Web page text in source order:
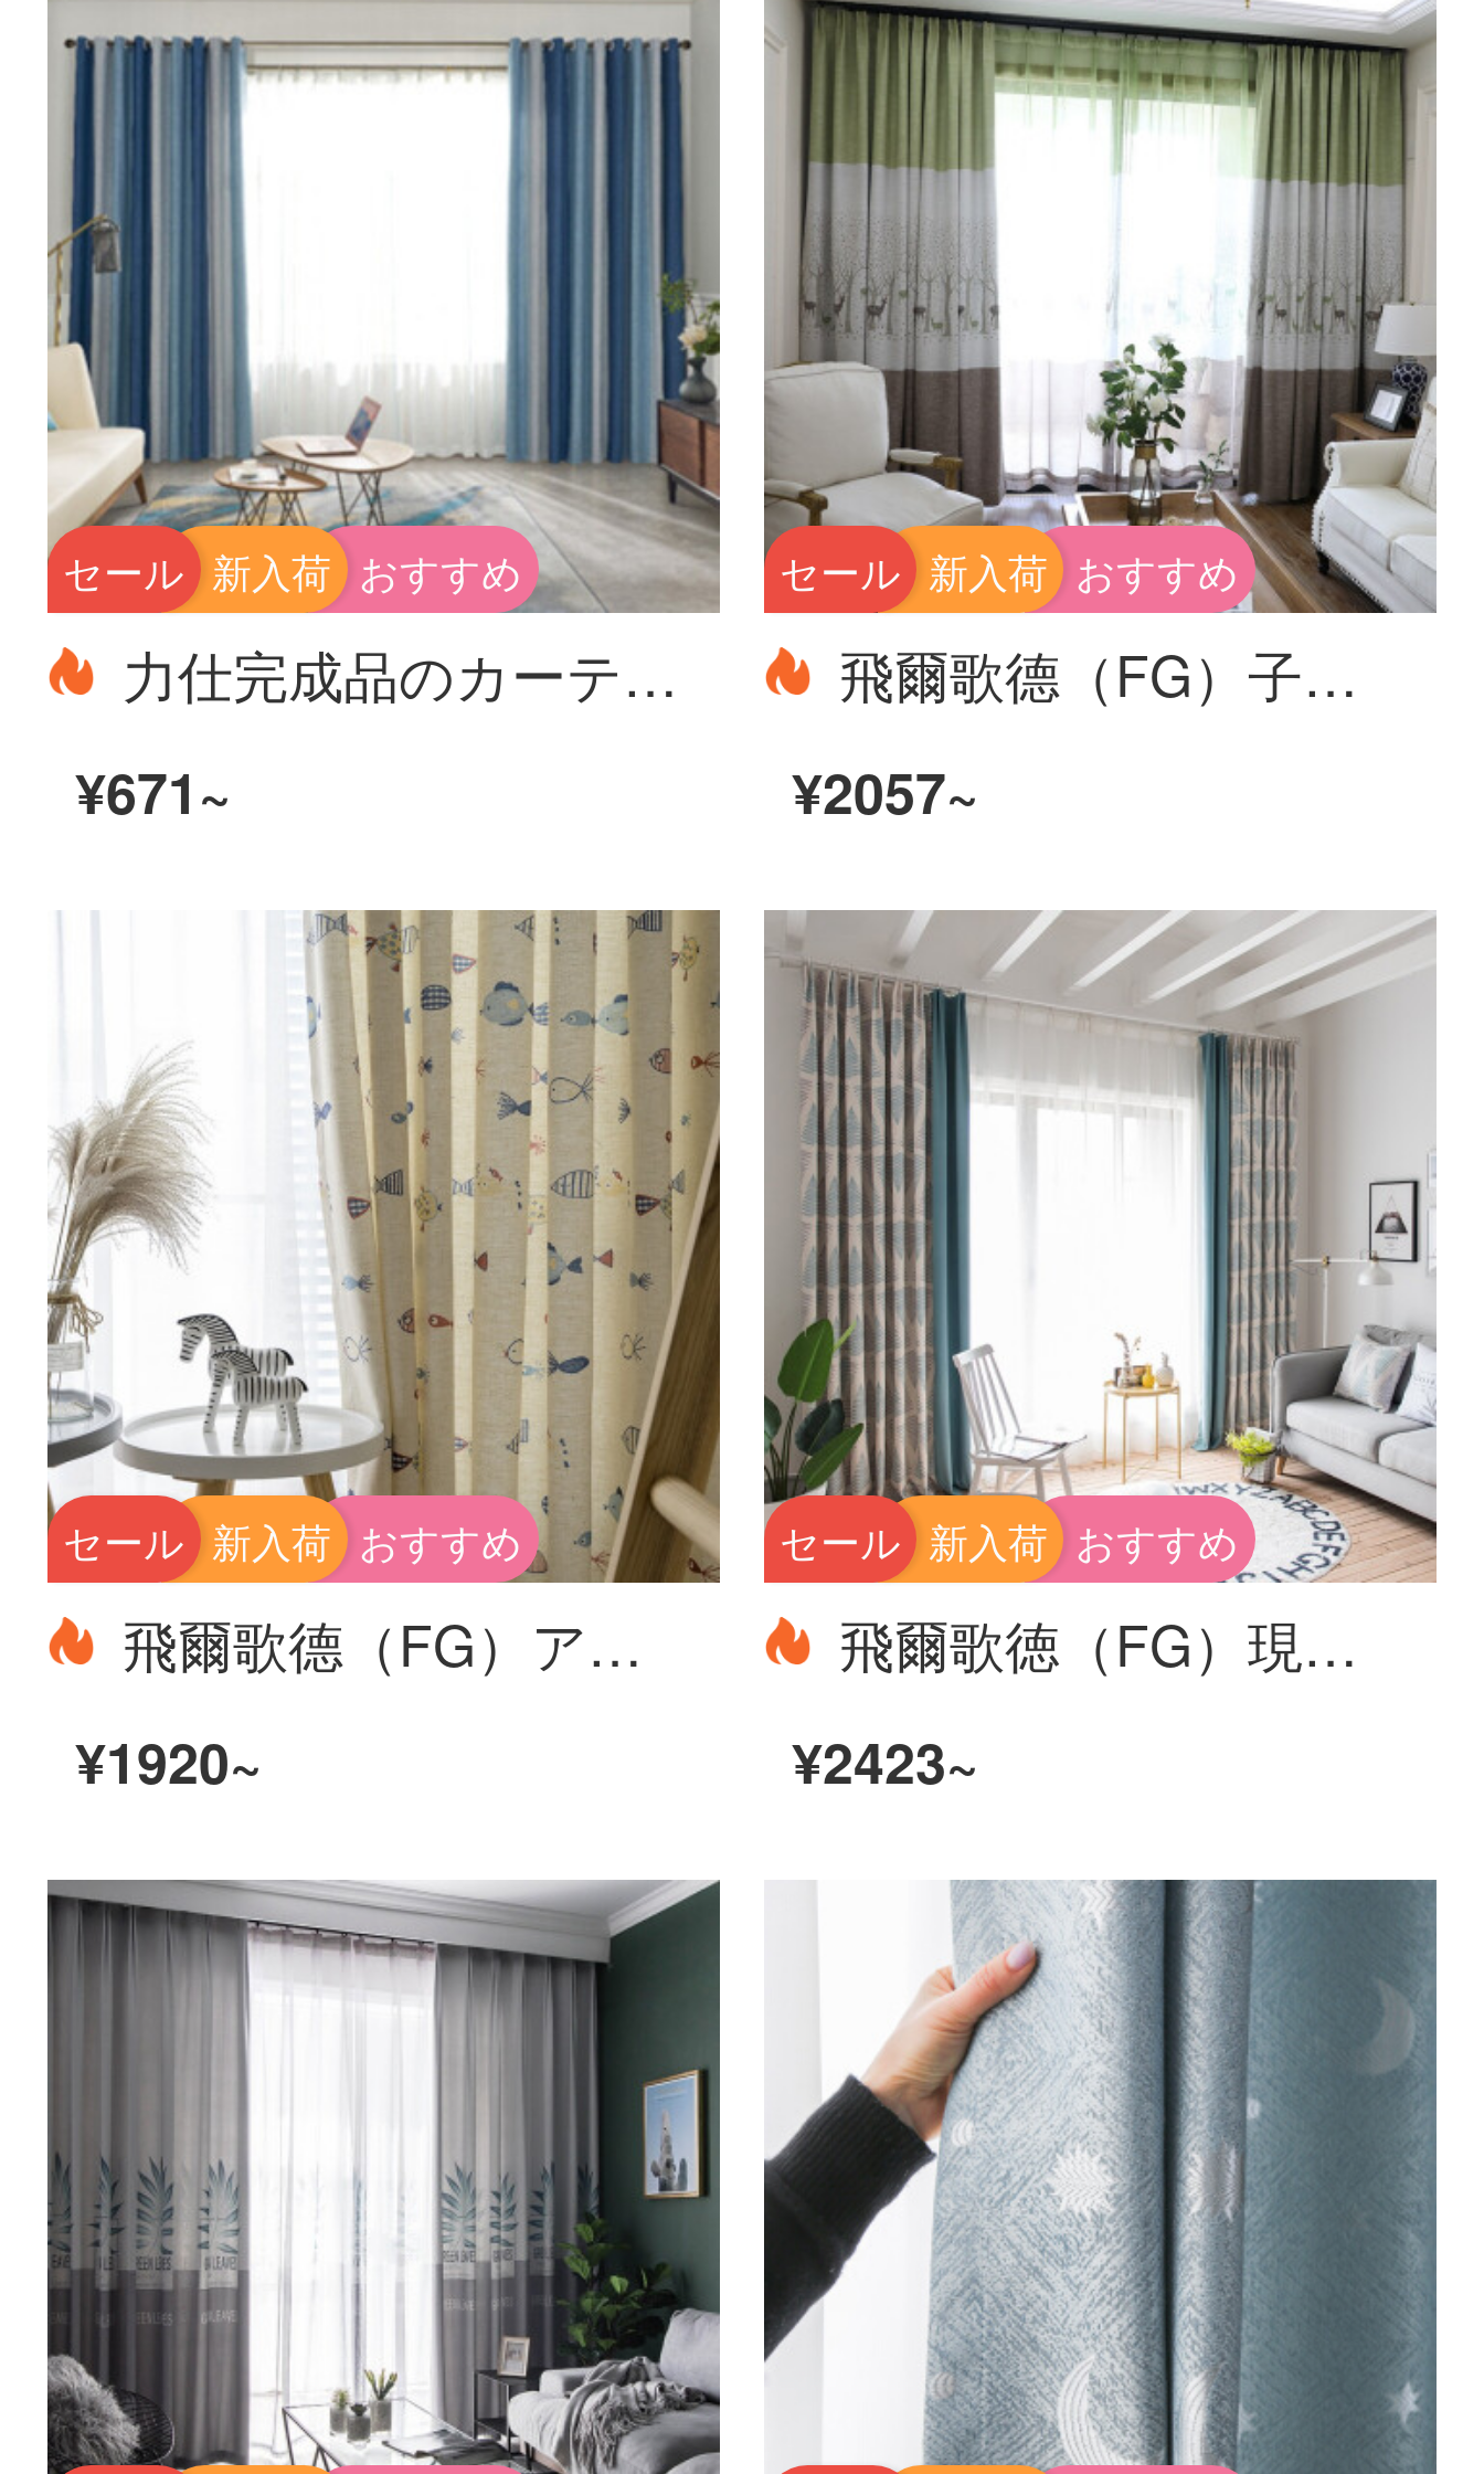
おすすめ
新入荷
セール
力仕完成品のカーテンは北欧風に遮光しています。厚い綿麻の居間寝室をカスタマイズして、現代のベランダの断熱カーテンを設計します。
¥671~
おすすめ
新入荷
セール
飛爾歌德（FG）子供綿麻プリントの半遮光カーテン-鹿リビングルームの寝室のベランダの床にカーテンがかかっています。カーテンをカスタマイズしました。幅3 m*高さ2.7 m-フック式の一枚です。
¥2057~
おすすめ
新入荷
セール
飛爾歌德（FG）アニメ子供可愛い小魚亜麻プリントのカーテンリビングルームの書斎ベビールームのカーテンカスタマイズ可愛い漫画小魚カーテン（窓紗を含まない）の幅3メートル*高さ2.7メートル-フック式一枚（高さは短く変えられます）
¥1920~
おすすめ
新入荷
セール
飛爾歌徳（FG）現代簡約水杉印模様の遮光カーテンリビングルームの書斎バルコニーの床にあるカーテンのカーテンをカスタマイズしてカーテンをつなぎ合わせます。幅3 m*高さ2.7 m-フック式の一枚です。
¥2423~